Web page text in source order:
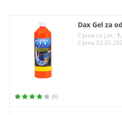
Dax Gel za
Cijena za j.m.:
Cijena
(6)